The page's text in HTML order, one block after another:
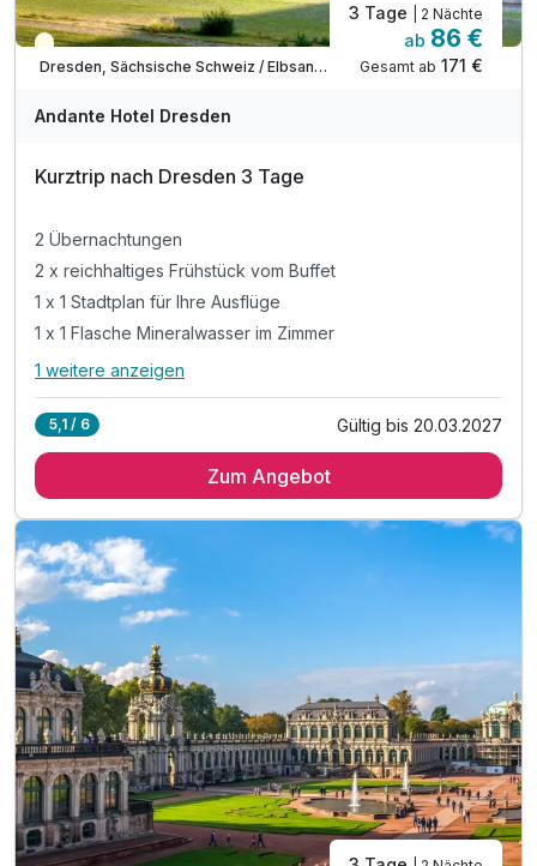
Zusatznächte
Für 2 Tage
Teilweise ausgelastet
Dresden, Sächsische Schweiz / Elbsandsteingebirge
3 Tage | 2 Nächte
ab 86 €
Gesamt ab 171 €
Andante Hotel Dresden
Kurztrip nach Dresden 3 Tage
2 Übernachtungen
2 x reichhaltiges Frühstück vom Buffet
1 x 1 Stadtplan für Ihre Ausflüge
1 x 1 Flasche Mineralwasser im Zimmer
Alle Inklusivleistungen
2 x reichhaltiges Frühstück vom Buffet
1 x 1 Flasche Mineralwasser im Zimmer
inkl. WLAN
1 weitere anzeigen
5,1 / 6 Gültig bis 20.03.2027
Zum Angebot